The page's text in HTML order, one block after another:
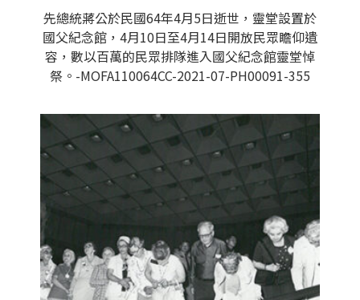
先總統蔣公於民國64年4月5日逝世，靈堂設置於
國父紀念館，4月10日至4月14日開放民眾瞻仰遺
容，數以百萬的民眾排隊進入國父紀念館靈堂悼
祭。-MOFA110064CC-2021-07-PH00091-355